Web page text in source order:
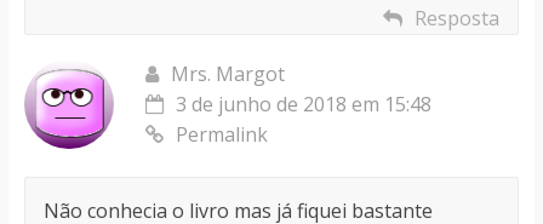
Resposta
Mrs. Margot
3 de junho de 2018 em 15:48
Permalink
Não conhecia o livro mas já fiquei bastante